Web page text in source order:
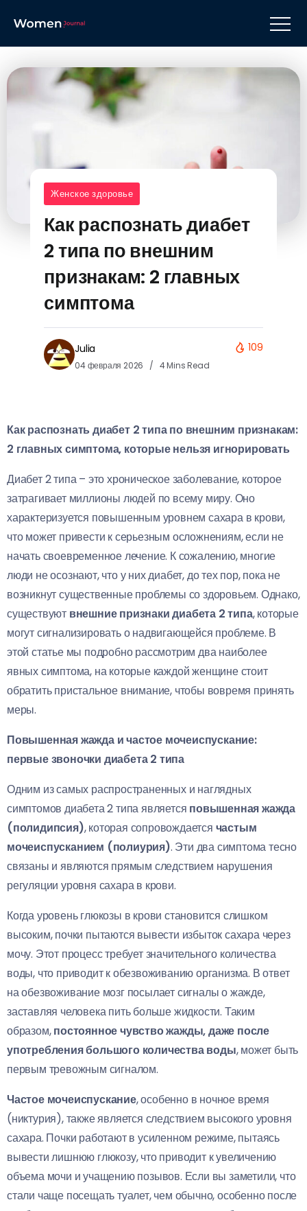
Женское здоровье
Как распознать диабет
2 типа по внешним
признакам: 2 главных
симптома
Julia
04 февраля 2026 4 Mins Read
109
Как распознать диабет 2 типа по внешним признакам:
2 главных симптома, которые нельзя игнорировать
Диабет 2 типа – это хроническое заболевание, которое
затрагивает миллионы людей по всему миру. Оно
характеризуется повышенным уровнем сахара в крови,
что может привести к серьезным осложнениям, если не
начать своевременное лечение. К сожалению, многие
люди не осознают, что у них диабет, до тех пор, пока не
возникнут существенные проблемы со здоровьем. Однако,
существуют внешние признаки диабета 2 типа, которые
могут сигнализировать о надвигающейся проблеме. В
этой статье мы подробно рассмотрим два наиболее
явных симптома, на которые каждой женщине стоит
обратить пристальное внимание, чтобы вовремя принять
меры.
Повышенная жажда и частое мочеиспускание:
первые звоночки диабета 2 типа
Одним из самых распространенных и наглядных
симптомов диабета 2 типа является повышенная жажда
(полидипсия), которая сопровождается частым
мочеиспусканием (полиурия). Эти два симптома тесно
связаны и являются прямым следствием нарушения
регуляции уровня сахара в крови.
Когда уровень глюкозы в крови становится слишком
высоким, почки пытаются вывести избыток сахара через
мочу. Этот процесс требует значительного количества
воды, что приводит к обезвоживанию организма. В ответ
на обезвоживание мозг посылает сигналы о жажде,
заставляя человека пить больше жидкости. Таким
образом,постоянное чувство жажды, даже после
употребления большого количества воды, может быть
первым тревожным сигналом.
Частое мочеиспускание, особенно в ночное время
(никтурия), также является следствием высокого уровня
сахара. Почки работают в усиленном режиме, пытаясь
вывести лишнюю глюкозу, что приводит к увеличению
объема мочи и учащению позывов. Если вы заметили, что
стали чаще посещать туалет, чем обычно, особенно после